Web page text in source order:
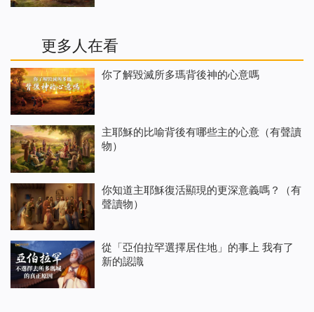
更多人在看
你了解毀滅所多瑪背後神的心意嗎
主耶穌的比喻背後有哪些主的心意（有聲讀
物）
你知道主耶穌復活顯現的更深意義嗎？（有
聲讀物）
從「亞伯拉罕選擇居住地」的事上 我有了
新的認識